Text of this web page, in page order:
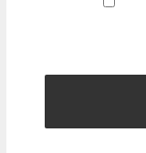
個人情報の利用に
報の取り扱いを
つき厳正な調査
て契約を定める等